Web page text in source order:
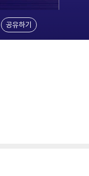
공유하기